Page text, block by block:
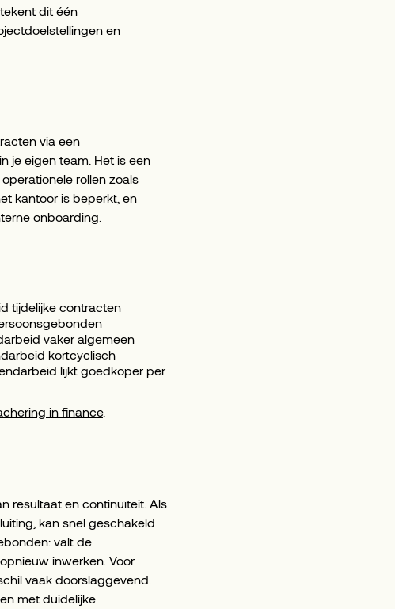
dit één
en
via een
je eigen team. Het is een
rollen zoals
kantoor is beperkt, en
onboarding.
tijdelijke contracten
vaker algemeen
kortcyclisch
lijkt goedkoper per
in finance.
resultaat en continuïteit. Als
kan snel geschakeld
valt de
inwerken. Voor
vaak doorslaggevend.
met duidelijke